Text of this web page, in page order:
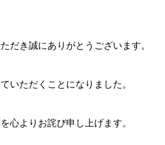
き誠にありがとうございます。
いただくことになりました。
心よりお詫び申し上げます。